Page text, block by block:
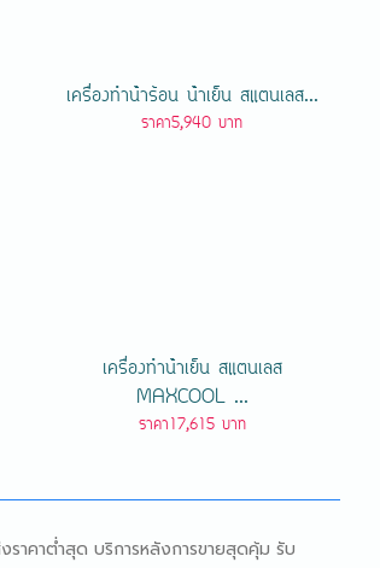
เครื่องทําน้ําร้อน น้ําเย็น สแตนเลส...
ราคา5,940 บาท
เครื่องทําน้ําเย็น สแตนเลส
MAXCOOL ...
ราคา17,615 บาท
ราคาต่ำสุด บริการหลังการขายสุดคุ้ม รับ